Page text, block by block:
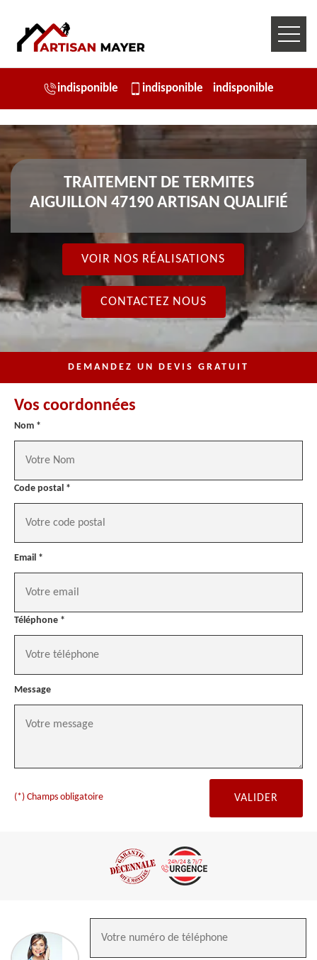
indisponible indisponible indisponible
TRAITEMENT DE TERMITES
AIGUILLON 47190 ARTISAN QUALIFIÉ
VOIR NOS RÉALISATIONS
CONTACTEZ NOUS
DEMANDEZ UN DEVIS GRATUIT
Vos coordonnées
Nom *
Code postal *
Email *
Téléphone *
Message
(*) Champs obligatoire